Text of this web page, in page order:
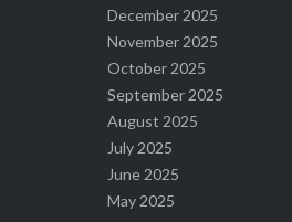
December 2025
November 2025
October 2025
September 2025
August 2025
July 2025
June 2025
May 2025